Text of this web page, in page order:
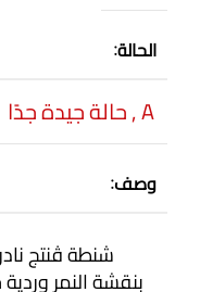
الحالة
A
,حالة جيدة جدًا
وصف
شنطة ڤنتج
بنقشة النمر